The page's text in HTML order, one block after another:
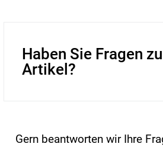
Haben Sie Fragen
Artikel?
Gern beantworten wir Ihre